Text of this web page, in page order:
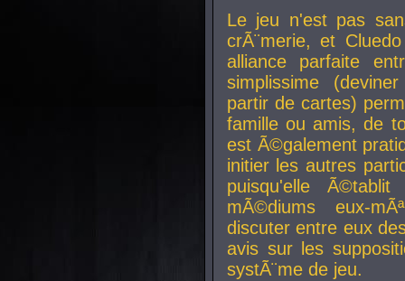
Le jeu n'est pas
crÃ¨merie, et
alliance parfaite
simplissime
partir de cartes)
famille ou amis, de
est Ã©galement
initier les autres
puisqu'elle
mÃ©diums eux-
discuter entre eux
avis sur les
systÃ¨me de jeu.